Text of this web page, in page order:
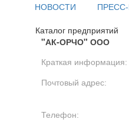
НОВОСТИ
Каталог предприятий
"АК-ОРЧО" ООО
Краткая информация:
Почтовый адрес:
Телефон: